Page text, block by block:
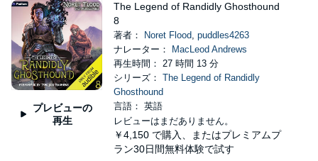
プレビューの
再生
The Legend of Randidly Ghosthound
8
著者： Noret Flood, puddles4263
ナレーター：
MacLeod Andrews
再生時間： 27 時間 13 分
シリーズ： The Legend of Randidly
Ghosthound
言語： 英語
レビューはまだありません。
￥4,150 で購入、またはプレミアムプ
ラン30日間無料体験で試す